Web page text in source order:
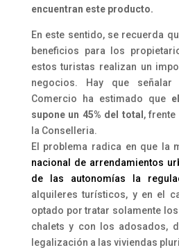
encuentran este producto.
En este sentido, se recuerda
beneficios para los
estos turistas realizan un
negocios. Hay que
Comercio ha estimado que
supone un 45% del total ,
la Conselleria.
El problema radica en que la
nacional de arrendamientos
de las autonomías la
alquileres turísticos, y en el
optado por tratar solamente
chalets y con los adosados,
legalización a las viviendas